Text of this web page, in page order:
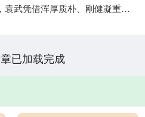
袁武凭借浑厚质朴、刚健凝重的
已加载完成